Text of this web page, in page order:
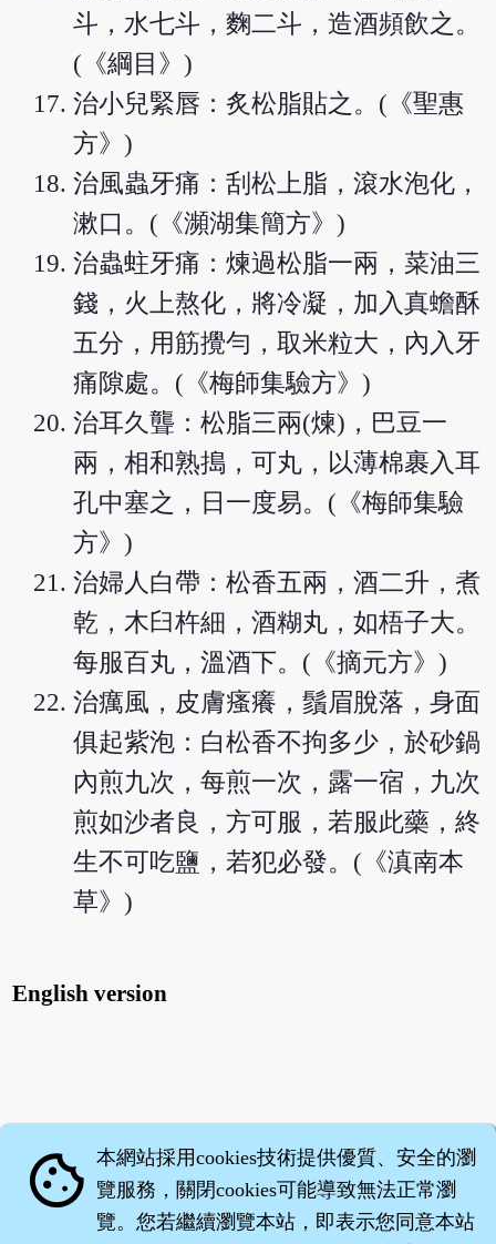
斗，水七斗，麴二斗，造酒頻飲之。
(《綱目》)
治小兒緊唇：炙松脂貼之。(《聖惠
方》)
治風蟲牙痛：刮松上脂，滾水泡化，
漱口。(《瀕湖集簡方》)
治蟲蛀牙痛：煉過松脂一兩，菜油三
錢，火上熬化，將冷凝，加入真蟾酥
五分，用筋攪勻，取米粒大，內入牙
痛隙處。(《梅師集驗方》)
治耳久聾：松脂三兩(煉)，巴豆一
兩，相和熟搗，可丸，以薄棉裹入耳
孔中塞之，日一度易。(《梅師集驗
方》)
治婦人白帶：松香五兩，酒二升，煮
乾，木臼杵細，酒糊丸，如梧子大。
每服百丸，溫酒下。(《摘元方》)
治癘風，皮膚瘙癢，鬚眉脫落，身面
俱起紫泡：白松香不拘多少，於砂鍋
內煎九次，每煎一次，露一宿，九次
煎如沙者良，方可服，若服此藥，終
生不可吃鹽，若犯必發。(《滇南本
草》)
English version
cookie 本網站採用cookies技術提供優質、安全的瀏
覽服務，關閉cookies可能導致無法正常瀏
覽。您若繼續瀏覽本站，即表示您同意本站